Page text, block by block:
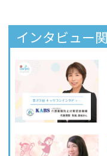
インタビュー